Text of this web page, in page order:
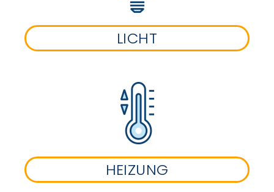
LICHT
HEIZUNG